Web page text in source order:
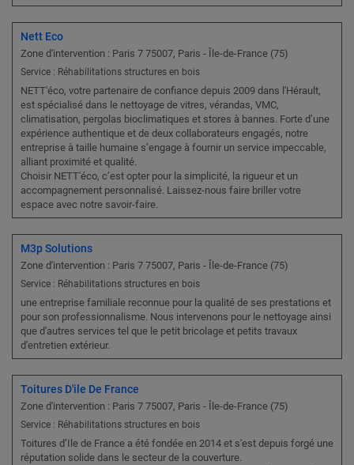
Nett Eco
Zone d'intervention : Paris 7 75007, Paris - Île-de-France (75)
Service : Réhabilitations structures en bois
NETT'éco, votre partenaire de confiance depuis 2009 dans l'Hérault,
est spécialisé dans le nettoyage de vitres, vérandas, VMC,
climatisation, pergolas bioclimatiques et stores à bannes. Forte d’une
expérience authentique et de deux collaborateurs engagés, notre
entreprise à taille humaine s’engage à fournir un service impeccable,
alliant proximité et qualité.
Choisir NETT'éco, c’est opter pour la simplicité, la rigueur et un
accompagnement personnalisé. Laissez-nous faire briller votre
espace avec notre savoir-faire.
M3p Solutions
Zone d'intervention : Paris 7 75007, Paris - Île-de-France (75)
Service : Réhabilitations structures en bois
une entreprise familiale reconnue pour la qualité de ses prestations et
pour son professionnalisme. Nous intervenons pour le nettoyage ainsi
que d'autres services tel que le petit bricolage et petits travaux
d'entretien extérieur.
Toitures D'ile De France
Zone d'intervention : Paris 7 75007, Paris - Île-de-France (75)
Service : Réhabilitations structures en bois
Toitures d’Ile de France a été fondée en 2014 et s'est depuis forgé une
réputation solide dans le secteur de la couverture.